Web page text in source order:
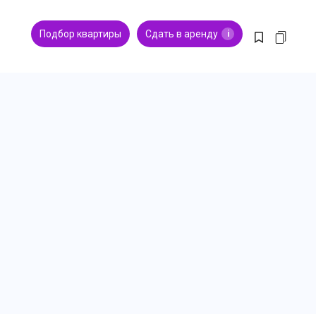
Подбор квартиры Сдать в аренду i